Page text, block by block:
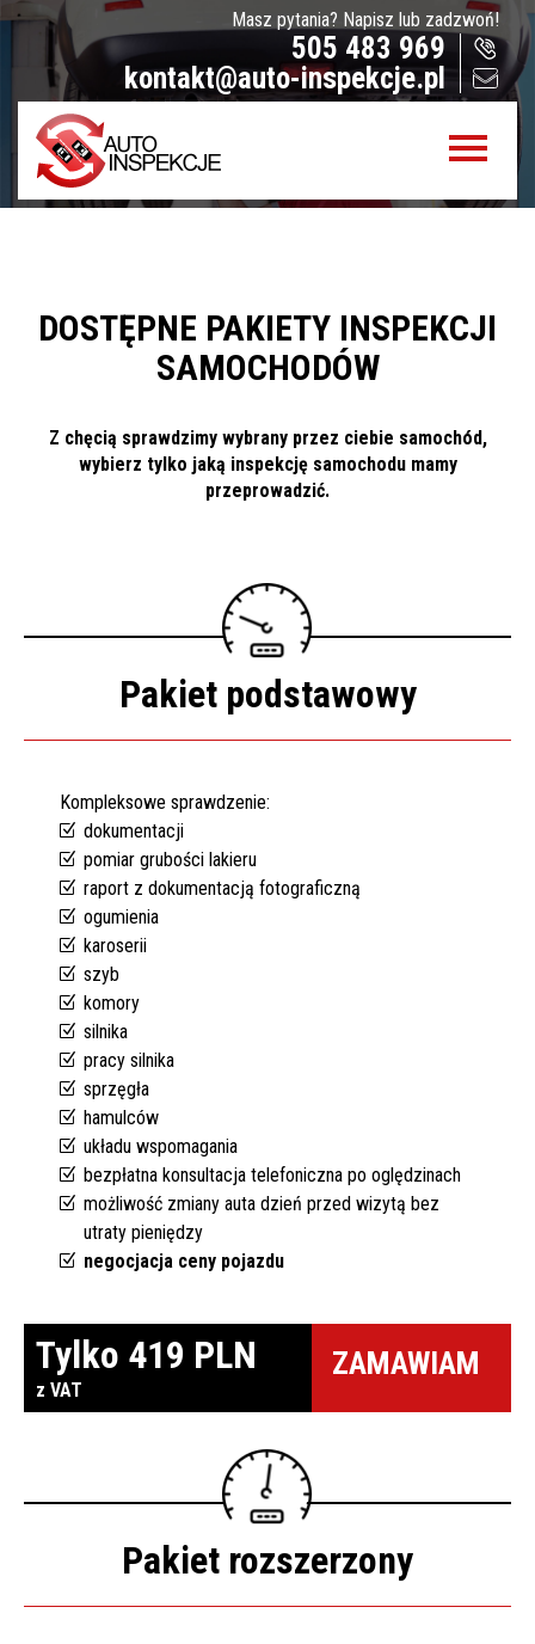
Masz pytania? Napisz lub zadzwoń!
505 483 969
kontakt@auto-inspekcje.pl
Jak sprawdzamy auta?
Sprawdzenie samochodu przed zakupem –
Warszawa, Radom i okolice
Sprawdzenie historii serwisowej
Sprawdzenie historii wypadkowej
Sprawdzenie samochodu w Polsce
Sprowadzenie samochodu z zagranicy na
Znajdziemy Ci auto
Diagnostyka komputerowa – Radom, Warszawa i
Wyszukiwanie samochodu w ogłoszeniach
Zamów inspekcję
505
483
969
kontakt@auto-
inspekcje.pl
26-
600
Radom,
Mazowieckie
DOSTĘPNE PAKIETY INSPEKCJI
SAMOCHODÓW
Z chęcią sprawdzimy wybrany przez ciebie samochód,
wybierz tylko jaką inspekcję samochodu mamy
przeprowadzić.
Pakiet podstawowy
Kompleksowe sprawdzenie:
dokumentacji
pomiar grubości lakieru
raport z dokumentacją fotograficzną
ogumienia
karoserii
szyb
komory
silnika
pracy silnika
sprzęgła
hamulców
układu wspomagania
bezpłatna konsultacja telefoniczna po oględzinach
możliwość zmiany auta dzień przed wizytą bez
utraty pieniędzy
negocjacja ceny pojazdu
Tylko 419 PLN
z VAT
ZAMAWIAM
Pakiet rozszerzony